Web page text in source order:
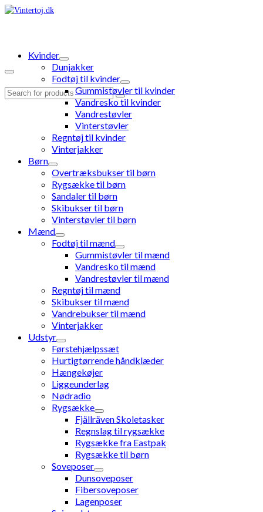
Search
Kvinder
Dunjakker
Fodtøj til kvinder
Gummistøvler til kvinder
Vandresko til kvinder
Vandrestøvler
Vinterstøvler
Regntøj til kvinder
Vinterjakker
Børn
Overtræksbukser til børn
Rygsække til børn
Sandaler til børn
Skibukser til børn
Vinterstøvler til børn
Mænd
Fodtøj til mænd
Gummistøvler til mænd
Vandresko til mænd
Vandrestøvler til mænd
Regntøj til mænd
Skibukser til mænd
Vandrebukser til mænd
Vinterjakker
Udstyr
Førstehjælpssæt
Hurtigtørrende håndklæder
Hængekøjer
Liggeunderlag
Nødradio
Rygsække
Fjällräven Skoletasker
Regnslag til rygsække
Rygsække fra Eastpak
Rygsække til børn
Soveposer
Dunsoveposer
Fibersoveposer
Lagenposer